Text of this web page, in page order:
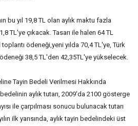
bu yıl 19,8 TL olan aylık maktu fazla
TL'ye çıkacak. Tasarı ile halen 64 TL
ödeneği,yeni yılda 70,4 TL'ye, Türk
38,5 TL'den 42,35TL'ye yükselecek.
Tayin Bedeli Verilmesi Hakkında
aylık tutarı, 2009'da 2100 gösterge
ile çarpılması sonucu bulunacak tutarı
ilk yarısında, aylık tayin bedelindeki üst